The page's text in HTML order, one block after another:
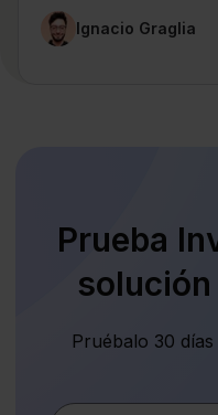
Ignacio Graglia
Prueba
solución
Pruébalo 30